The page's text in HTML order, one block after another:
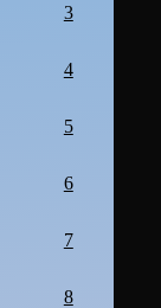
3
4
5
6
7
8